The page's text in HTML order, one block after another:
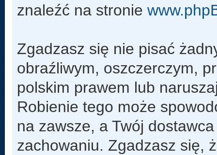
znaleźć na stronie
Zgadzasz się nie pisać
obraźliwym, oszczerczym,
polskim prawem lub
Robienie tego może
na zawsze, a Twój
zachowaniu. Zgadzasz się,